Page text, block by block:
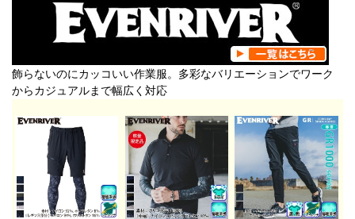
飾らないのにカッコいい作業服。多彩なバリエーションでワーク
からカジュアルまで幅広く対応